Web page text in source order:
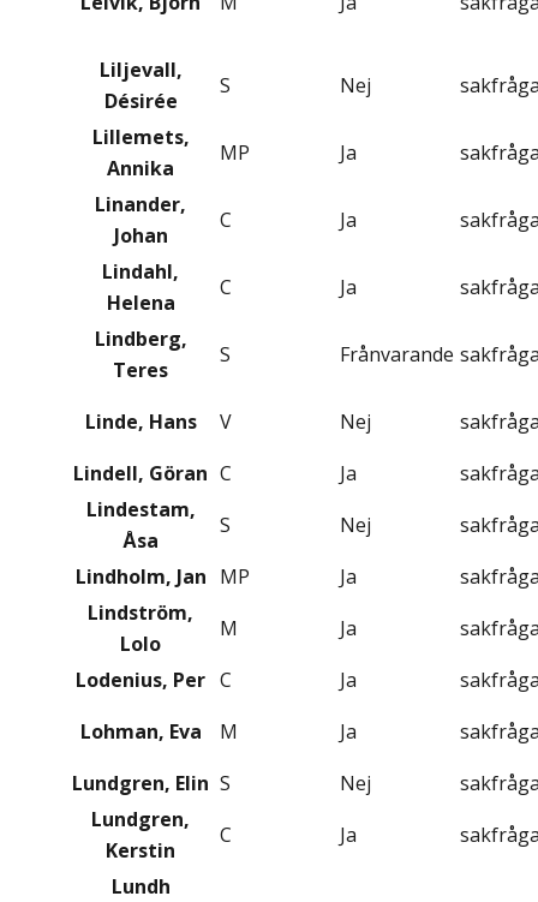
Liljevall,
Désirée
S Nej
Lillemets,
Annika
MP Ja
Linander,
Johan
C Ja
Lindahl,
Helena
C Ja
Lindberg,
Teres
S Frånvarande
Linde, Hans V Nej
Lindell, Göran C Ja
Lindestam,
Åsa
S Nej
Lindholm, Jan MP Ja
Lindström,
Lolo
M Ja
Lodenius, Per C Ja
Lohman, Eva
M Ja
Lundgren, Elin S Nej
Lundgren,
Kerstin
C Ja
Lundh